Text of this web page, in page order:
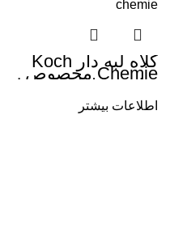
کلاه لبه دار Koch
Chemie مخصوص
پولیش کاران و دیتیلر
های حرفه ای مدل
Detailing Cap
اطلاعات بیشتر